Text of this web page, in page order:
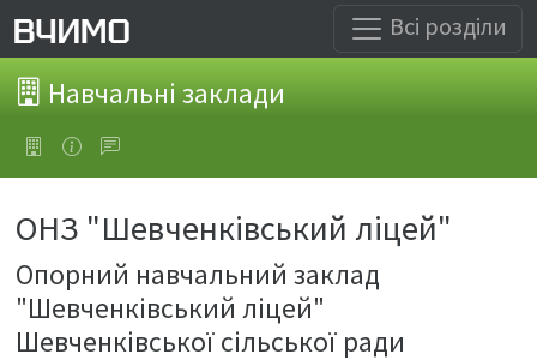
Всі розділи
Навчальні заклади
ОНЗ "Шевченківський ліцей"
Опорний навчальний заклад
"Шевченківський ліцей"
Шевченківської сільської ради